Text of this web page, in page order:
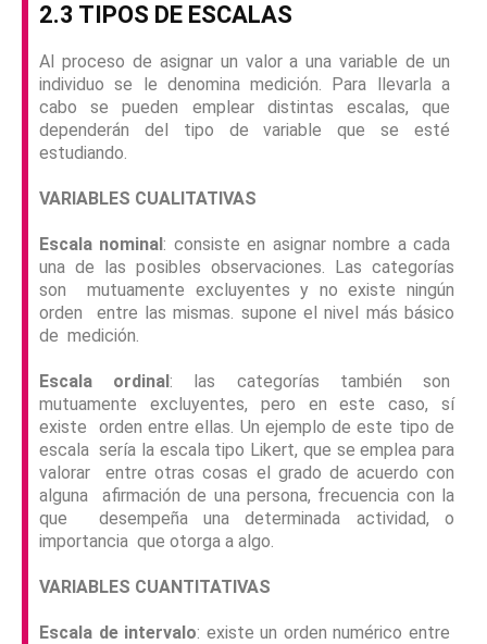
2.3 TIPOS DE ESCALAS
Al proceso de asignar un valor a una variable de un
individuo se le denomina medición. Para llevarla a
cabo se pueden emplear distintas escalas, que
dependerán del tipo de variable que se esté
estudiando.
VARIABLES CUALITATIVAS
Escala nominal: consiste en asignar nombre a cada
una de las posibles observaciones. Las categorías
son mutuamente excluyentes y no existe ningún
orden entre las mismas. supone el nivel más básico
de medición.
Escala ordinal: las categorías también son
mutuamente excluyentes, pero en este caso, sí
existe orden entre ellas. Un ejemplo de este tipo de
escala sería la escala tipo Likert, que se emplea para
valorar entre otras cosas el grado de acuerdo con
alguna afirmación de una persona, frecuencia con la
que desempeña una determinada actividad, o
importancia que otorga a algo.
VARIABLES CUANTITATIVAS
Escala de intervalo: existe un orden numérico entre